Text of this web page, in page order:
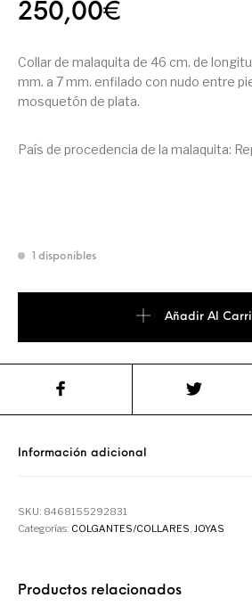
250,00€
Collar de malaquita de 46 cm. de
mm. a 7 mm. enfilado con nudo entre
mosquetón de plata.
País de procedencia de la malaquita:
1 disponibles
Añadir Al
Información adicional
SKU: 8468155292831
Categorías: COLGANTES/COLLARES,JOYAS
Productos relacionados